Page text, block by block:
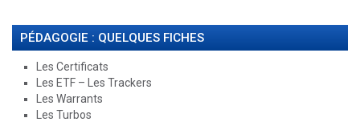
PÉDAGOGIE : QUELQUES FICHES
Les Certificats
Les ETF – Les Trackers
Les Warrants
Les Turbos